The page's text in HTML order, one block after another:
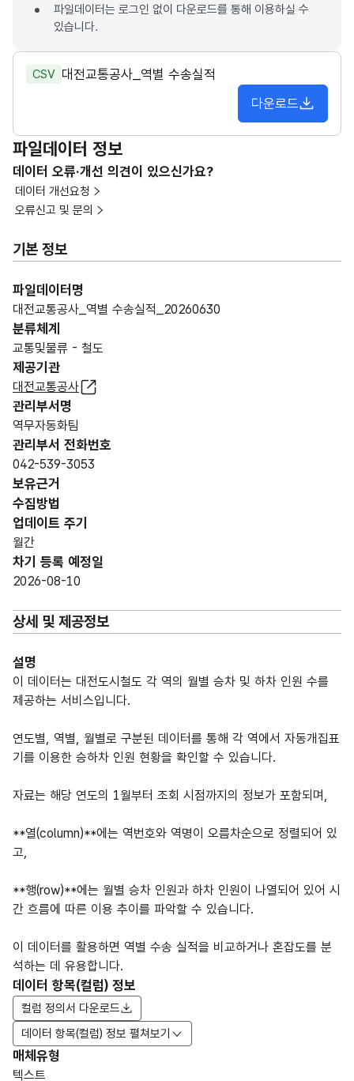
파일데이터는 로그인 없이 다운로드를 통해 이용하실 수
있습니다.
CSV 대전교통공사_역별 수송실적
다운로드
파일데이터 정보
데이터 오류·개선 의견이 있으신가요?
데이터 개선요청
오류신고 및 문의
기본 정보
파일데이터명
대전교통공사_역별 수송실적_20260630
분류체계
교통및물류 - 철도
제공기관
대전교통공사
관리부서명
역무자동화팀
관리부서 전화번호
042-539-3053
보유근거
수집방법
업데이트 주기
월간
차기 등록 예정일
2026-08-10
상세 및 제공정보
설명
이 데이터는 대전도시철도 각 역의 월별 승차 및 하차 인원 수를
제공하는 서비스입니다.
연도별, 역별, 월별로 구분된 데이터를 통해 각 역에서 자동개집표
기를 이용한 승하차 인원 현황을 확인할 수 있습니다.
자료는 해당 연도의 1월부터 조회 시점까지의 정보가 포함되며,
**열(column)**에는 역번호와 역명이 오름차순으로 정렬되어 있
고,
**행(row)**에는 월별 승차 인원과 하차 인원이 나열되어 있어 시
간 흐름에 따른 이용 추이를 파악할 수 있습니다.
이 데이터를 활용하면 역별 수송 실적을 비교하거나 혼잡도를 분
석하는 데 유용합니다.
데이터 항목(컬럼) 정보
데이터 항목(컬럼) 정보 펼쳐보기
컬럼 정의서 다운로드
매체유형
텍스트